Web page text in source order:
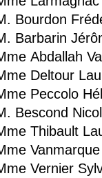
Bourdon
Barbarin
Abdallah
Deltour
Peccolo
Bescond
Thibault
Vernier